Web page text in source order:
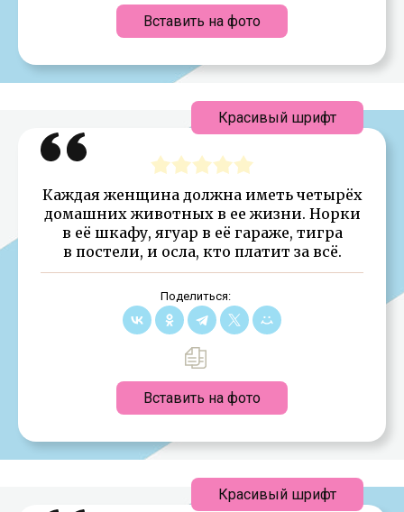
Вставить на фото
Каждая женщина должна иметь четырёх
домашних животных в ее жизни. Норки
в её шкафу, ягуар в её гараже, тигра
в постели, и осла, кто платит за всё.
Поделиться:
Вставить на фото
Красивый шрифт
Красивый шрифт